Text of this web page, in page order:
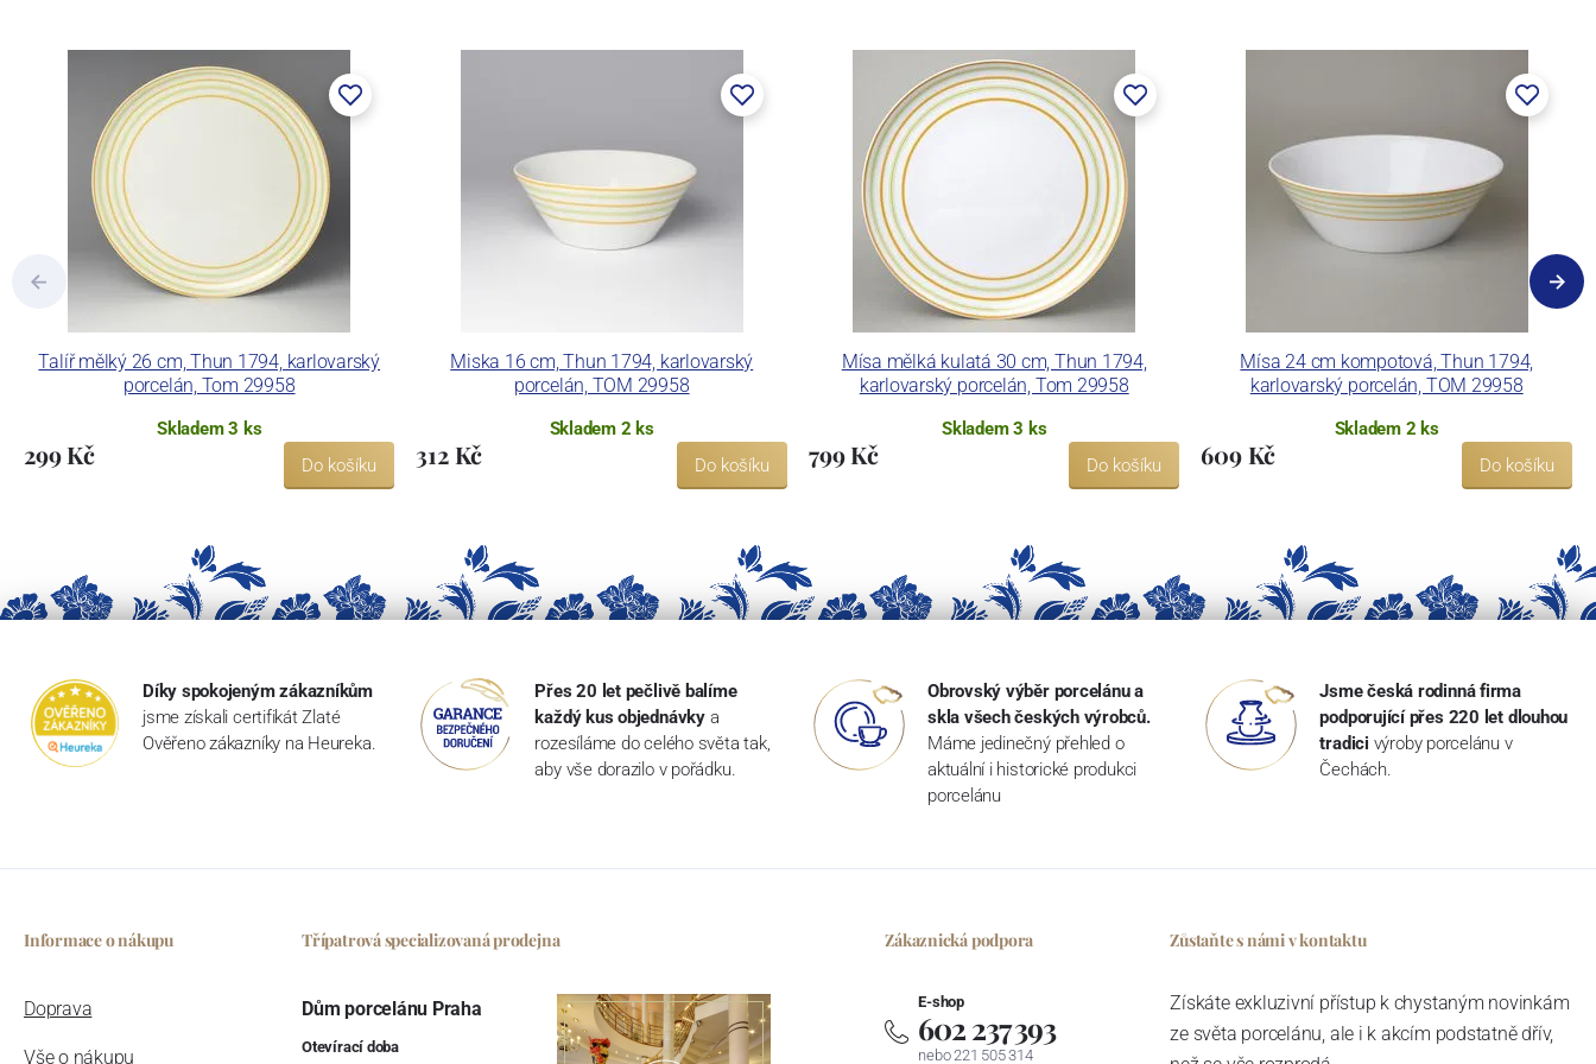
a.s. včetně ochranné známky a technologických zařízení. Závod je vybaven zařízením na výrobu
tlakového lití, moderními komorovými pecemi a vtavnou dekorační pecí. Závod je schopen
dekorovat své výrobky pomocí klasických dekoračních technik.
Concordia Lesov používá ochrannou známku LC a Thun Hotel & Restaurant.
Talíř mělký 26 cm, Thun 1794, karlovarský
porcelán, Tom 29958
Skladem 3 ks
299 Kč Do košíku
Miska 16 cm, Thun 1794, karlovarský
porcelán, TOM 29958
Skladem 2 ks
312 Kč Do košíku
Mísa mělká kulatá 30 cm, Thun 1794,
karlovarský porcelán, Tom 29958
Skladem 3 ks
799 Kč Do košíku
Mísa 24 cm kompotová, Thun 1794,
karlovarský porcelán, TOM 29958
Skladem 2 ks
609 Kč Do košíku
Díky spokojeným zákazníkům
jsme získali certifikát Zlaté
Ověřeno zákazníky na Heureka.
Přes 20 let pečlivě balíme
každý kus objednávky a
rozesíláme do celého světa tak,
aby vše dorazilo v pořádku.
Obrovský výběr porcelánu a
skla všech českých výrobců.
Máme jedinečný přehled o
aktuální i historické produkci
porcelánu
Jsme česká rodinná firma
podporující přes 220 let dlouhou
tradici výroby porcelánu v
Čechách.
Informace o nákupu
Doprava
Vše o nákupu
Třípatrová specializovaná prodejna
Dům porcelánu Praha
Otevírací doba
Zákaznická podpora
E-shop
602 237 393
nebo 221 505 314
Zůstaňte s námi v kontaktu
Získáte exkluzivní přístup k chystaným novinkám
ze světa porcelánu, ale i k akcím podstatně dřív,